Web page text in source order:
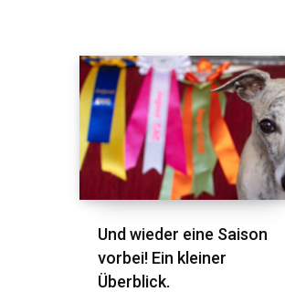
Und wieder eine Saison
vorbei! Ein kleiner
Überblick.